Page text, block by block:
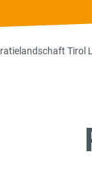
Tirol